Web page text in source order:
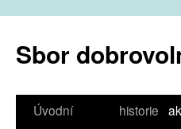
Sbor
Úvodní
historie